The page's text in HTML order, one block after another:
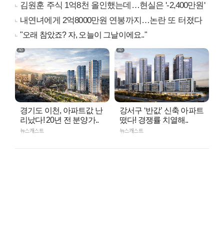
김원훈 주식 1억8천 올인했는데…현실은 '-2,400만원'
내연녀에게 2억8000만원 연봉까지…논란 또 터졌다
"오래 참았죠? 자, 오늘이 그날이에요.."
경기도 이천, 아파트값 난
리났다! 20년 전 분양가..
뉴스캐스트
강서구 ‘반값’ 신축 아파트
떴다! 경쟁률 치열해..
뉴스캐스트